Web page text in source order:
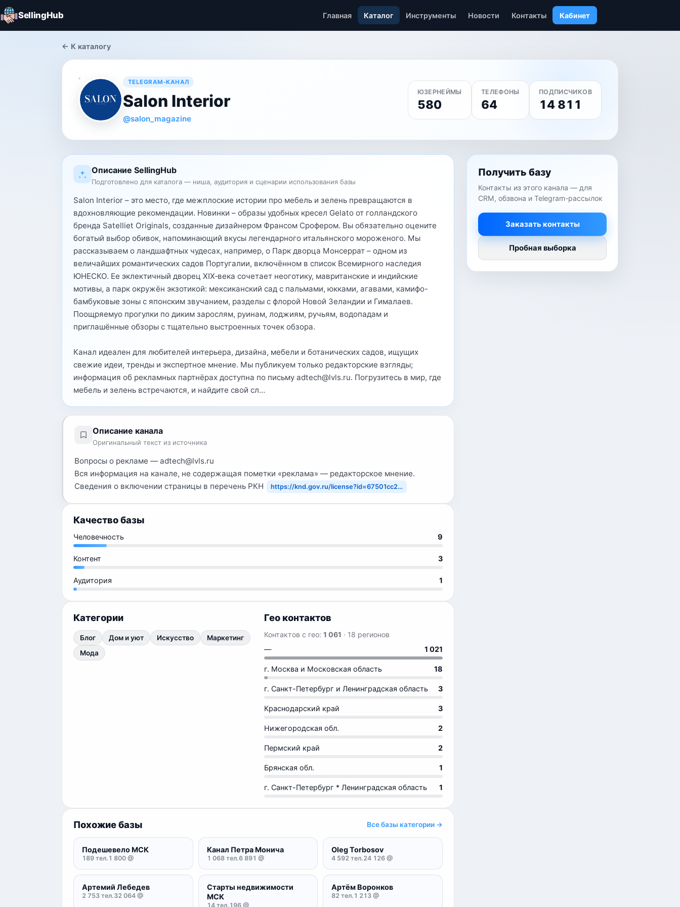
SellingHub Главная Каталог Инструменты Новости Контакты Кабинет
← К каталогу
TELEGRAM-КАНАЛ
Salon Interior
@salon_magazine
ЮЗЕРНЕЙМЫ
580
ТЕЛЕФОНЫ
64
ПОДПИСЧИКОВ
14 811
Описание SellingHub
Подготовлено для каталога — ниша, аудитория и сценарии использования базы
Salon Interior – это место, где межплоские истории про мебель и зелень превращаются в
вдохновляющие рекомендации. Новинки – образы удобных кресел Gelato от голландского
бренда Satelliet Originals, созданные дизайнером Франсом Срофером. Вы обязательно оцените
богатый выбор обивок, напоминающий вкусы легендарного итальянского мороженого. Мы
рассказываем о ландшафтных чудесах, например, о Парк дворца Монсеррат – одном из
величайших романтических садов Португалии, включённом в список Всемирного наследия
ЮНЕСКО. Ее эклектичный дворец XIX‑века сочетает неоготику, мавританские и индийские
мотивы, а парк окружён экзотикой: мексиканский сад с пальмами, юкками, агавами, камифо-
бамбуковые зоны с японским звучанием, разделы с флорой Новой Зеландии и Гималаев.
Поощряемуо прогулки по диким зарослям, руинам, лоджиям, ручьям, водопадам и
приглашённые обзоры с тщательно выстроенных точек обзора.
Канал идеален для любителей интерьера, дизайна, мебели и ботанических садов, ищущих
свежие идеи, тренды и экспертное мнение. Мы публикуем только редакторские взгляды;
информация об рекламных партнёрах доступна по письму adtech@lvls.ru. Погрузитесь в мир, где
мебель и зелень встречаются, и найдите свой сл…
Описание канала
Оригинальный текст из источника
Вопросы о рекламе — adtech@lvls.ru
Вся информация на канале, не содержащая пометки «реклама» — редакторское мнение.
Сведения о включении страницы в перечень РКН
https://knd.gov.ru/license?id=67501cc2…
Качество базы
Человечность 9
Контент 3
Аудитория 1
Категории
Блог Дом и уют Искусство
Маркетинг
Мода
Гео контактов
Контактов с гео: 1 061 · 18 регионов
—
1 021
г. Москва и Московская область 18
г. Санкт-Петербург и Ленинградская область 3
Краснодарский край 3
Нижегородская обл. 2
Пермский край 2
Брянская обл. 1
г. Санкт-Петербург * Ленинградская область 1
Похожие базы Все базы категории →
Подешевело МСК
189 тел. 1 800 @
Канал Петра Монича
1 068 тел.6 891 @
Oleg Torbosov
4 592 тел.24 126 @
Артемий Лебедев
2 753 тел.32 064 @
Старты недвижимости
МСК
14 тел. 196 @
Артём Воронков
82 тел. 1 213 @
Получить базу
Контакты из этого канала — для
CRM, обзвона и Telegram-рассылок
Заказать контакты
Пробная выборка